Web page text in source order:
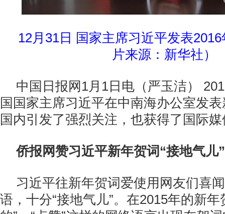
12月31日 国家主席习近平发表
片来源：新华社）
中国日报网1月1日电（严玉洁）
国国家主席习近平在中南海办公室发
国内引发了强烈关注，也获得了国际
侨报网赞习近平新年贺词“接地气儿”
习近平往新年贺词爱使用网友们喜
语，十分“接地气儿”。在2015年的新年